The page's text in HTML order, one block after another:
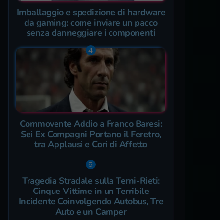
Imballaggio e spedizione di hardware
da gaming: come inviare un pacco
senza danneggiare i componenti
Commovente Addio a Franco Baresi:
Sei Ex Compagni Portano il Feretro,
tra Applausi e Cori di Affetto
Tragedia Stradale sulla Terni-Rieti:
Cinque Vittime in un Terribile
Incidente Coinvolgendo Autobus, Tre
Auto e un Camper